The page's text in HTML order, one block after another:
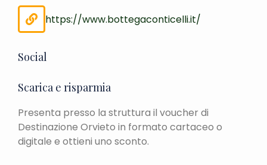
https://www.bottegaconticelli.it/
Social
Scarica e risparmia
Presenta presso la struttura il voucher di
Destinazione Orvieto in formato cartaceo o
digitale e ottieni uno sconto.